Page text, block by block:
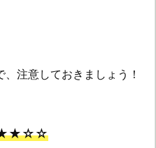
注意しておきましょう！